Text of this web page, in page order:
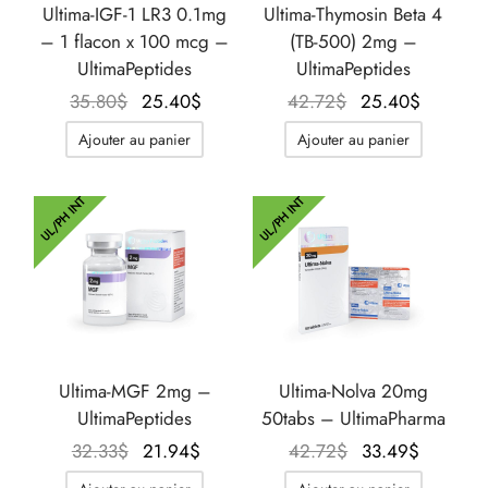
Ultima-IGF-1 LR3 0.1mg
– 1 flacon x 100 mcg –
UltimaPeptides
35.80$ Le prix
initial
était :
25.40$
Ajouter au panier
Ultima-Thymosin Beta 4
(TB-500) 2mg –
UltimaPeptides
42.72$ Le prix
initial
était :
25.40$
Ajouter au panier
UL/PH INT
Ultima-MGF 2mg –
UltimaPeptides
32.33$ Le prix
initial
21.94$
UL/PH INT
Ultima-Nolva 20mg
50tabs – UltimaPharma
42.72$ Le prix
initial
33.49$